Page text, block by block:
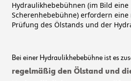
Hydraulikhebebühnen (im Bild eine
Scherenhebebühne) erfordern
Prüfung des Ölstands und der
Bei einer Hydraulikhebebühne ist es
regelmäßig den Ölstand und